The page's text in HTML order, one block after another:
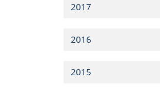
2017
2016
2015